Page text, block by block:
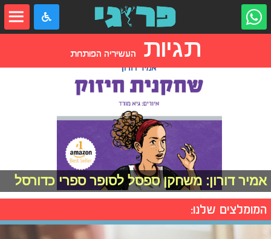
תגיות העשיריה הפותחת
אמיר דורון: משחקן ספסל לסופר ספרי כדורסל
המומלצים שלנו: